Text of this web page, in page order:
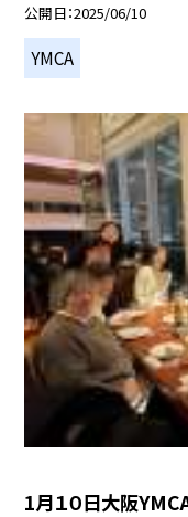
公開日 2025/06/10
YMCA
1月１０日大阪